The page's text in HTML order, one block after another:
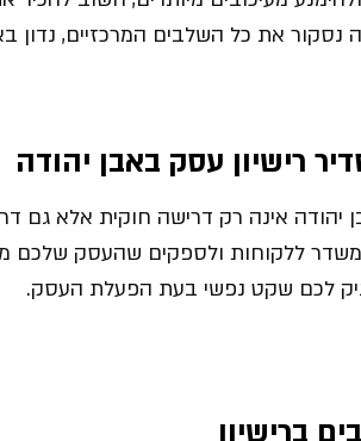
את כל השלבים המרכזיים, נדון
רישיון עסק באבן יהודה
יהודה אינה רק דרישה חוקית אלא גם
משדר ללקוחות ולספקים שהעסק שלכם
לכם שקט נפשי בעת הפעלת העסק.